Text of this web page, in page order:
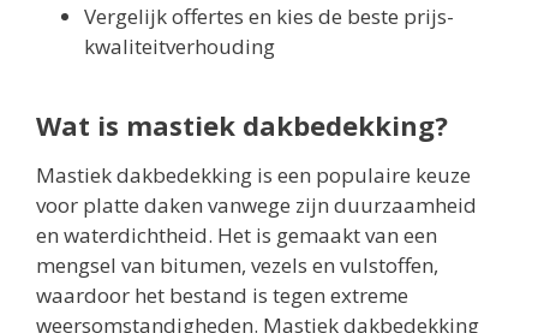
Vergelijk offertes en kies de beste prijs-
kwaliteitverhouding
Wat is mastiek dakbedekking?
Mastiek dakbedekking is een populaire keuze
voor platte daken vanwege zijn duurzaamheid
en waterdichtheid. Het is gemaakt van een
mengsel van bitumen, vezels en vulstoffen,
waardoor het bestand is tegen extreme
weersomstandigheden. Mastiek dakbedekking